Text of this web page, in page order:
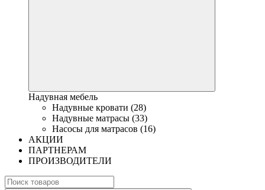
Надувная мебель
Надувные кровати (28)
Надувные матрасы (33)
Насосы для матрасов (16)
АКЦИИ
ПАРТНЕРАМ
ПРОИЗВОДИТЕЛИ